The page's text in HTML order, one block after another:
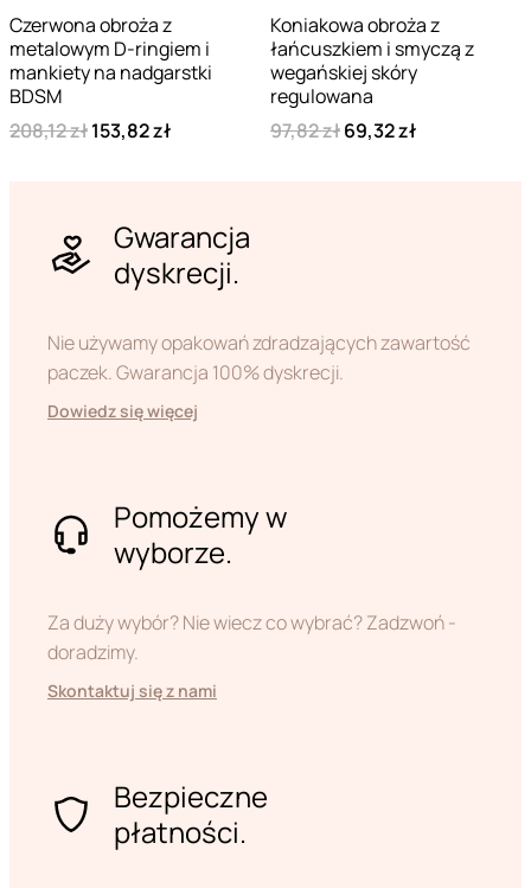
Czerwona obroża z
metalowym D-ringiem i
mankiety na nadgarstki
BDSM
208,12 zł153,82 zł
Koniakowa obroża z
łańcuszkiem i smyczą z
wegańskiej skóry
regulowana
97,82 zł69,32 zł
Gwarancja
dyskrecji.
Nie używamy opakowań zdradzających zawartość
paczek. Gwarancja 100% dyskrecji.
Dowiedz się więcej
Pomożemy w
wyborze.
Za duży wybór? Nie wiecz co wybrać? Zadzwoń -
doradzimy.
Skontaktuj się z nami
Bezpieczne
płatności.